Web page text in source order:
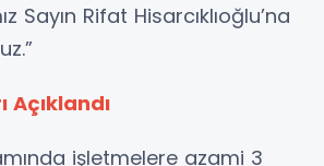
Sayın Rifat Hisarcıklıoğlu’na
Açıklandı
işletmelere azami 3